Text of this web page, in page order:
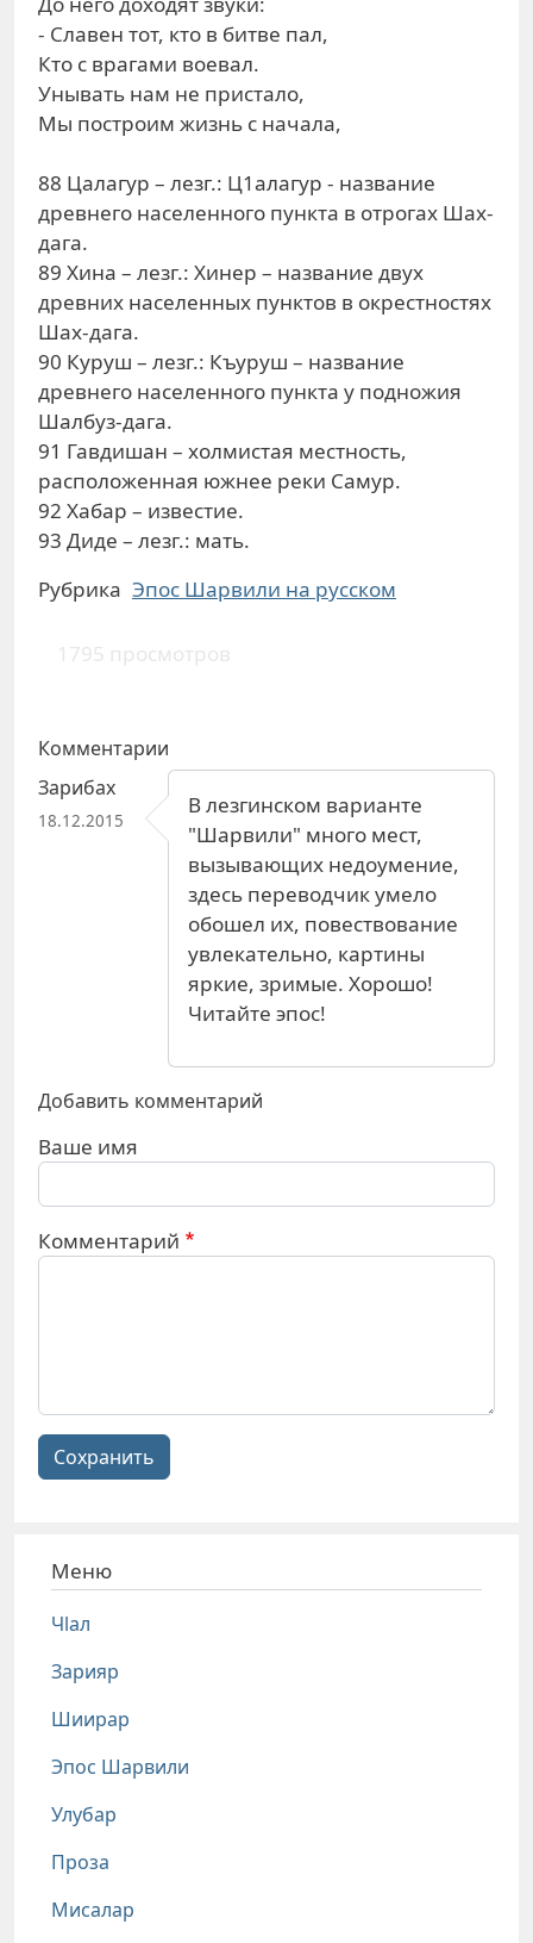
- Славен тот, кто в битве пал,
Кто с врагами воевал.
Унывать нам не пристало,
Мы построим жизнь с начала,
88 Цалагур – лезг.: Ц1алагур - название
древнего населенного пункта в отрогах Шах-
дага.
89 Хина – лезг.: Хинер – название двух
древних населенных пунктов в окрестностях
Шах-дага.
90 Куруш – лезг.: Къуруш – название
древнего населенного пункта у подножия
Шалбуз-дага.
91 Гавдишан – холмистая местность,
расположенная южнее реки Самур.
92 Хабар – известие.
93 Диде – лезг.: мать.
Рубрика Эпос Шарвили на русском
1795 просмотров
Комментарии
Зарибах
18.12.2015
В лезгинском варианте
"Шарвили" много мест,
вызывающих недоумение,
здесь переводчик умело
обошел их, повествование
увлекательно, картины
яркие, зримые. Хорошо!
Читайте эпос!
Добавить комментарий
Ваше имя
Комментарий
Сохранить
Меню
Чlал
Зарияр
Шиирар
Эпос Шарвили
Улубар
Проза
Мисалар